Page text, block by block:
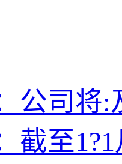
公司将
截至1?1